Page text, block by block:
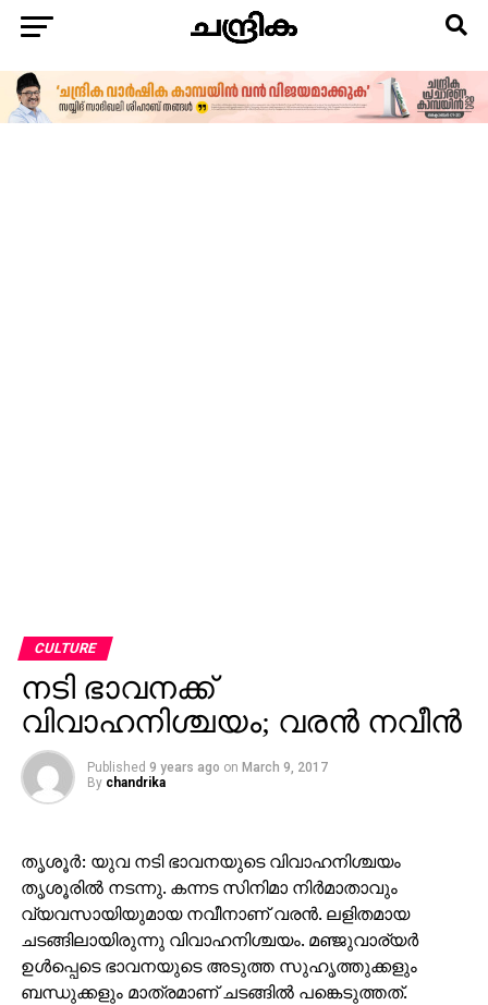
CULTURE
നടി ഭാവനക്ക്
വിവാഹനിശ്ചയം; വരന്‍ നവീന്‍
Published 9 years ago on March 9, 2017
By chandrika
തൃശൂര്‍: യുവ നടി ഭാവനയുടെ വിവാഹനിശ്ചയം
തൃശൂരില്‍ നടന്നു. കന്നട സിനിമാ നിര്‍മാതാവും
വ്യവസായിയുമായ നവീനാണ് വരന്‍. ലളിതമായ
ചടങ്ങിലായിരുന്നു വിവാഹനിശ്ചയം. മഞ്ജുവാര്യര്‍
ഉള്‍പ്പെടെ ഭാവനയുടെ അടുത്ത സുഹൃത്തുക്കളും
ബന്ധുക്കളും മാത്രമാണ് ചടങ്ങില്‍ പങ്കെടുത്തത്.